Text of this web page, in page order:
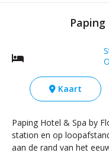
Kaart
Paping Hotel & Spa by
station en op
aan de rand van het